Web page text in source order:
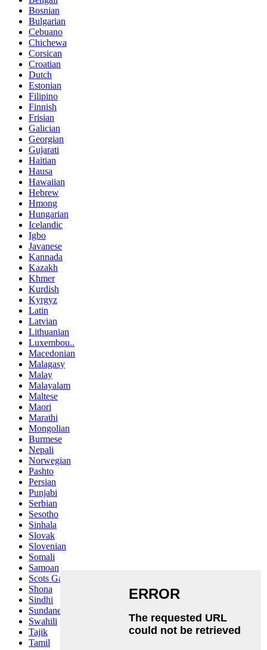
Bosnian
Bulgarian
Cebuano
Chichewa
Corsican
Croatian
Dutch
Estonian
Filipino
Finnish
Frisian
Galician
Georgian
Gujarati
Haitian
Hausa
Hawaiian
Hebrew
Hmong
Hungarian
Icelandic
Igbo
Javanese
Kannada
Kazakh
Khmer
Kurdish
Kyrgyz
Latin
Latvian
Lithuanian
Luxembou..
Macedonian
Malagasy
Malay
Malayalam
Maltese
Maori
Marathi
Mongolian
Burmese
Nepali
Norwegian
Pashto
Persian
Punjabi
Serbian
Sesotho
Sinhala
Slovak
Slovenian
Somali
Samoan
Scots Gaelic
Shona
Sindhi
Sundanese
Swahili
Tajik
Tamil